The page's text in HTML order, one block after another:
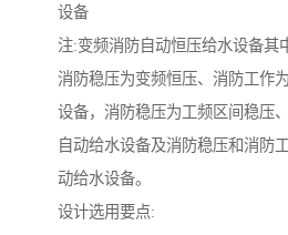
设备
注:变频消防自动恒压给水设备其
消防稳压为变频恒压、消防工作
设备，消防稳压为工频区间稳压
自动给水设备及消防稳压和消防
动给水设备。
设计选用要点: